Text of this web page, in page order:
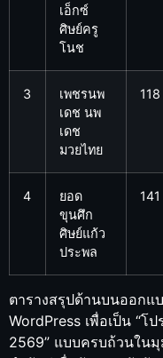
เอ็กซ์
ศิษย์ครู
โนช
3
เพชรนพ
เดช นพ
เดช
มวยไทย
118
4
ยอด
ขุนศึก
ศิษย์แก้ว
ประพล
141
ตารางสรุปด้านบนออกแ
WordPress เพื่อเป็น “
2569” แบบครบถ้วนใน